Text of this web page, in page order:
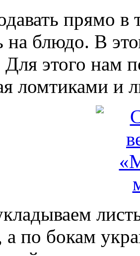
прямо в
на блюдо. В
Для этого нам
ломтиками и
а по бокам